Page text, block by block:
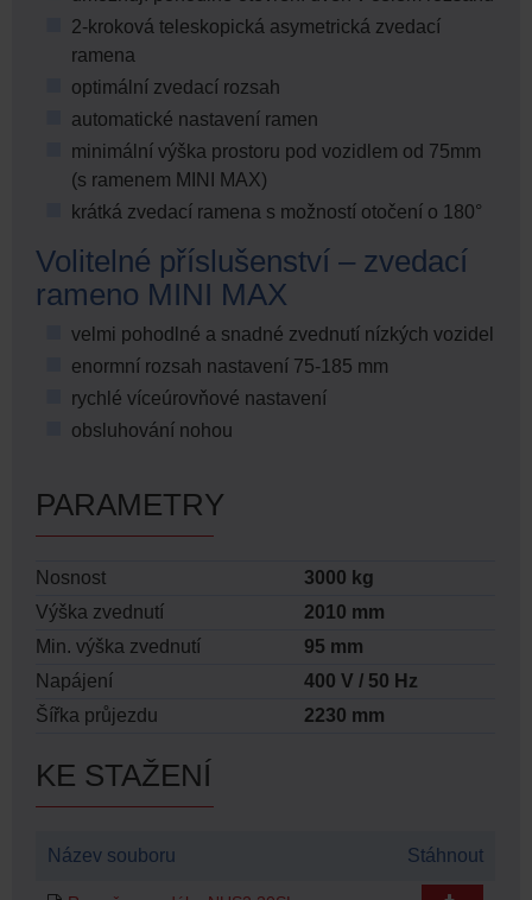
2-kroková teleskopická asymetrická zvedací
ramena
optimální zvedací rozsah
automatické nastavení ramen
minimální výška prostoru pod vozidlem od 75mm
(s ramenem MINI MAX)
krátká zvedací ramena s možností otočení o 180°
Volitelné příslušenství – zvedací
rameno MINI MAX
velmi pohodlné a snadné zvednutí nízkých vozidel
enormní rozsah nastavení 75-185 mm
rychlé víceúrovňové nastavení
obsluhování nohou
PARAMETRY
Nosnost
3000 kg
Výška zvednutí
2010 mm
Min. výška zvednutí
95 mm
Napájení
400 V / 50 Hz
Šířka průjezdu
2230 mm
KE STAŽENÍ
Název souboru Stáhnout